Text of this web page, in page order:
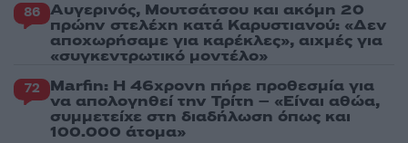
86 Αυγερινός, Μουτσάτσου και ακόμη 20
πρώην στελέχη κατά Καρυστιανού: «Δεν
αποχωρήσαμε για καρέκλες», αιχμές για
«συγκεντρωτικό μοντέλο»
72 Marfin: Η 46χρονη πήρε προθεσμία για
να απολογηθεί την Τρίτη – «Είναι αθώα,
συμμετείχε στη διαδήλωση όπως και
100.000 άτομα»